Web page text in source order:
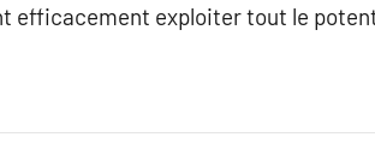
efficacement exploiter tout le